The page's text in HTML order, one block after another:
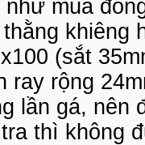
mùa
khiêng
(sắt
ray rộng
lần gá,
thì không